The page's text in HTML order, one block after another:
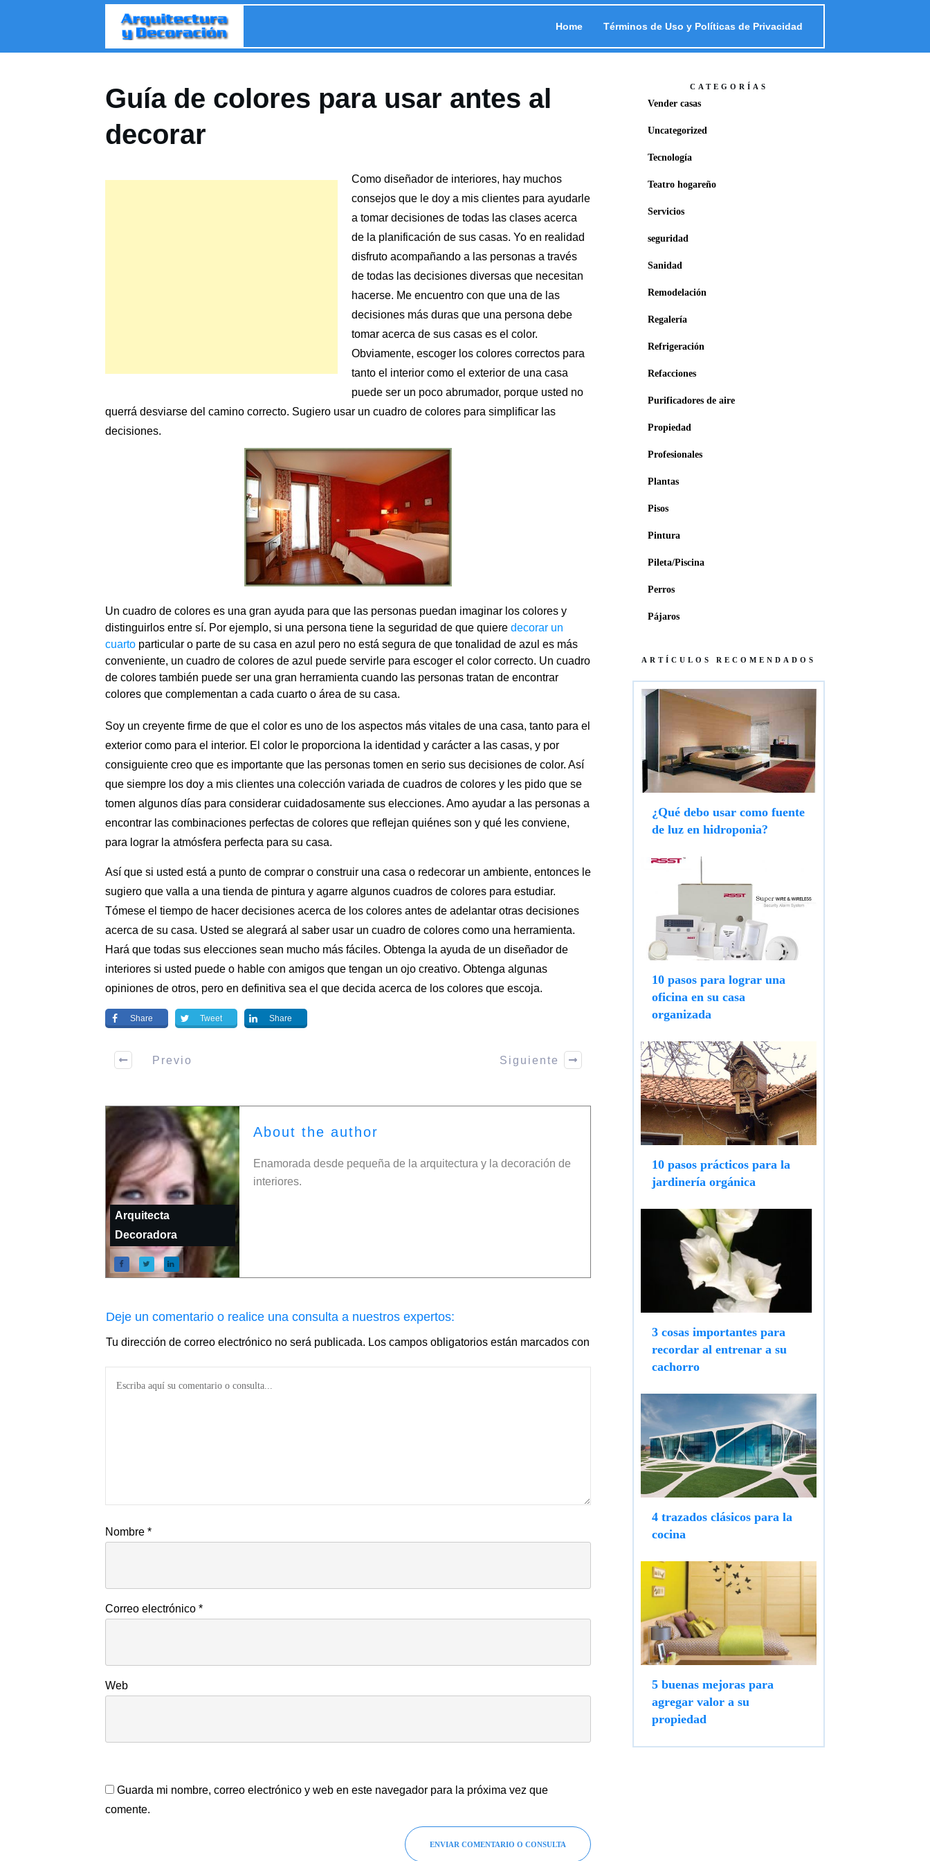
Home Términos de Uso y Políticas de Privacidad
Guía de colores para usar antes al
decorar
Como diseñador de interiores, hay muchos
consejos que le doy a mis clientes para ayudarle
a tomar decisiones de todas las clases acerca
de la planificación de sus casas. Yo en realidad
disfruto acompañando a las personas a través
de todas las decisiones diversas que necesitan
hacerse. Me encuentro con que una de las
decisiones más duras que una persona debe
tomar acerca de sus casas es el color.
Obviamente, escoger los colores correctos para
tanto el interior como el exterior de una casa
puede ser un poco abrumador, porque usted no
querrá desviarse del camino correcto. Sugiero usar un cuadro de colores para simplificar las
decisiones.
Un cuadro de colores es una gran ayuda para que las personas puedan imaginar los colores y
distinguirlos entre sí. Por ejemplo, si una persona tiene la seguridad de que quiere decorar un
cuarto particular o parte de su casa en azul pero no está segura de que tonalidad de azul es más
conveniente, un cuadro de colores de azul puede servirle para escoger el color correcto. Un cuadro
de colores también puede ser una gran herramienta cuando las personas tratan de encontrar
colores que complementan a cada cuarto o área de su casa.
Soy un creyente firme de que el color es uno de los aspectos más vitales de una casa, tanto para el
exterior como para el interior. El color le proporciona la identidad y carácter a las casas, y por
consiguiente creo que es importante que las personas tomen en serio sus decisiones de color. Así
que siempre los doy a mis clientes una colección variada de cuadros de colores y les pido que se
tomen algunos días para considerar cuidadosamente sus elecciones. Amo ayudar a las personas a
encontrar las combinaciones perfectas de colores que reflejan quiénes son y qué les conviene,
para lograr la atmósfera perfecta para su casa.
Así que si usted está a punto de comprar o construir una casa o redecorar un ambiente, entonces le
sugiero que valla a una tienda de pintura y agarre algunos cuadros de colores para estudiar.
Tómese el tiempo de hacer decisiones acerca de los colores antes de adelantar otras decisiones
acerca de su casa. Usted se alegrará al saber usar un cuadro de colores como una herramienta.
Hará que todas sus elecciones sean mucho más fáciles. Obtenga la ayuda de un diseñador de
interiores si usted puede o hable con amigos que tengan un ojo creativo. Obtenga algunas
opiniones de otros, pero en definitiva sea el que decida acerca de los colores que escoja.
Share Tweet Share
Previo Siguiente
Arquitecta
Decoradora
About the author
Enamorada desde pequeña de la arquitectura y la decoración de
interiores.
Deje un comentario o realice una consulta a nuestros expertos:
Tu dirección de correo electrónico no será publicada. Los campos obligatorios están marcados con
Nombre *
Correo electrónico *
Web
Guarda mi nombre, correo electrónico y web en este navegador para la próxima vez que
comente.
ENVIAR COMENTARIO O CONSULTA
CATEGORÍAS
Vender casas
Uncategorized
Tecnología
Teatro hogareño
Servicios
seguridad
Sanidad
Remodelación
Regalería
Refrigeración
Refacciones
Purificadores de aire
Propiedad
Profesionales
Plantas
Pisos
Pintura
Pileta/Piscina
Perros
Pájaros
ARTÍCULOS RECOMENDADOS
¿Qué debo usar como fuente
de luz en hidroponia?
10 pasos para lograr una
oficina en su casa
organizada
10 pasos prácticos para la
jardinería orgánica
3 cosas importantes para
recordar al entrenar a su
cachorro
4 trazados clásicos para la
cocina
5 buenas mejoras para
agregar valor a su
propiedad